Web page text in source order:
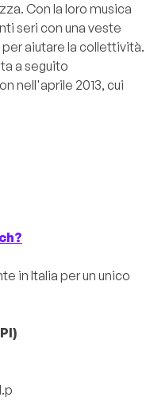
Con la loro musica
seri con una veste
aiutare la collettività.
a seguito
nell'aprile 2013, cui
in Italia per un unico